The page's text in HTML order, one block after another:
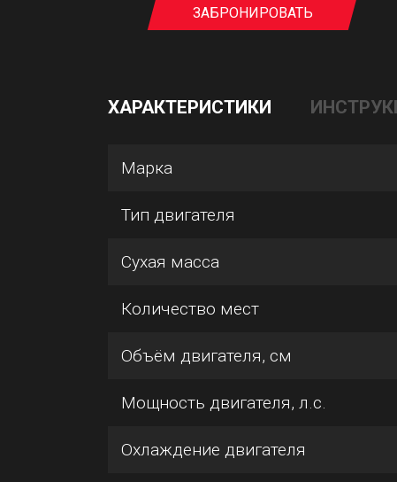
ЗАБРОНИРОВАТЬ
ХАРАКТЕРИСТИКИ
Марка
Тип двигателя
Сухая масса
Количество мест
Объём двигателя, см
Мощность двигателя, л.с.
Охлаждение двигателя